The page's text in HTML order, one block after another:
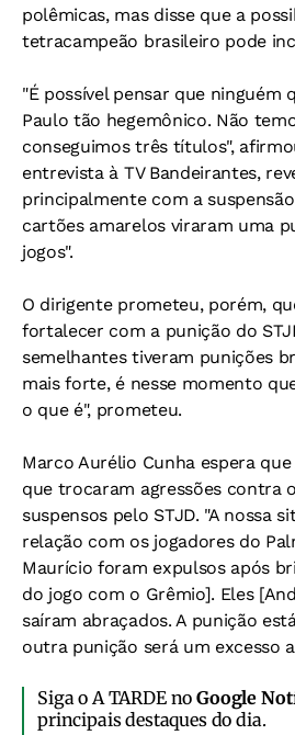
polêmicas, mas disse que a
tetracampeão brasileiro pode
"É possível pensar que ninguém
Paulo tão hegemônico. Não
conseguimos três títulos",
entrevista à TV Bandeirantes,
principalmente com a
cartões amarelos viraram uma
jogos".
O dirigente prometeu, porém,
fortalecer com a punição do
semelhantes tiveram punições
mais forte, é nesse momento
o que é", prometeu.
Marco Aurélio Cunha espera
que trocaram agressões contra
suspensos pelo STJD. "A nossa
relação com os jogadores do
Maurício foram expulsos após
do jogo com o Grêmio]. Eles
saíram abraçados. A punição
outra punição será um excesso
Siga o A TARDE noGoogle
principais destaques do dia.